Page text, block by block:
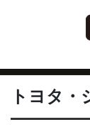
トヨタ・